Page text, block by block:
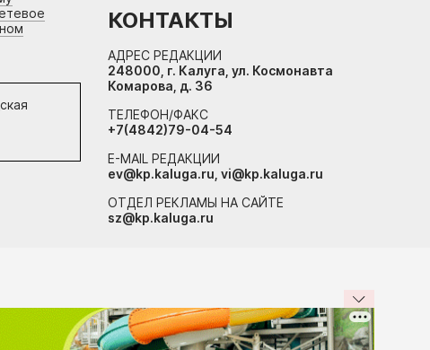
КОНТАКТЫ
АДРЕС РЕДАКЦИИ
248000, г. Калуга, ул. Космонавта
Комарова, д. 36
ТЕЛЕФОН/ФАКС
+7(4842)79-04-54
E-MAIL РЕДАКЦИИ
ev@kp.kaluga.ru, vi@kp.kaluga.ru
ОТДЕЛ РЕКЛАМЫ НА САЙТЕ
sz@kp.kaluga.ru